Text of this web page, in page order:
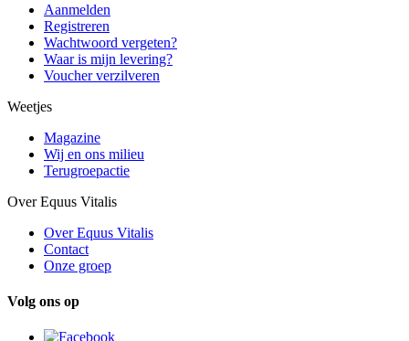
Aanmelden
Registreren
Wachtwoord vergeten?
Waar is mijn levering?
Voucher verzilveren
Weetjes
Magazine
Wij en ons milieu
Terugroepactie
Over Equus Vitalis
Over Equus Vitalis
Contact
Onze groep
Volg ons op